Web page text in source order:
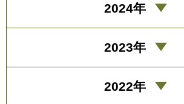
2024年
2023年
2022年